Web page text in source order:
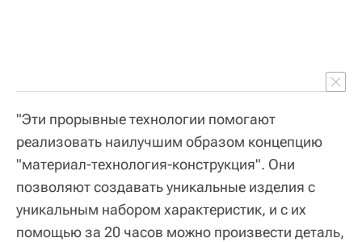
"Эти прорывные технологии помогают
реализовать наилучшим образом концепцию
"материал-технология-конструкция". Они
позволяют создавать уникальные изделия с
уникальным набором характеристик, и с их
помощью за 20 часов можно произвести деталь,